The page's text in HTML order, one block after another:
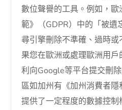
數位聲譽的工具。例如，
範》（GDPR）中的「被遺
尋引擎刪除不準確、過時
果您在歐洲或處理歐洲用
利向Google等平台提交刪
區如加州有《加州消費者
提供了一定程度的數據控制